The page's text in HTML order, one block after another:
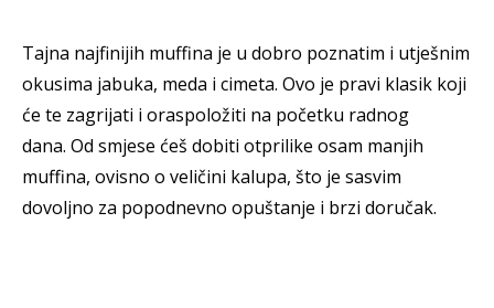
Tajna najfinijih muffina je u dobro poznatim i utješnim
okusima jabuka, meda i cimeta. Ovo je pravi klasik koji
će te zagrijati i oraspoložiti na početku radnog
dana. Od smjese ćeš dobiti otprilike osam manjih
muffina, ovisno o veličini kalupa, što je sasvim
dovoljno za popodnevno opuštanje i brzi doručak.